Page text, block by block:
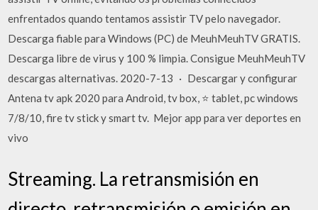
enfrentados quando tentamos assistir TV pelo navegador.
Descarga fiable para Windows (PC) de MeuhMeuhTV GRATIS.
Descarga libre de virus y 100 % limpia. Consigue MeuhMeuhTV
descargas alternativas. 2020-7-13 · Descargar y configurar
Antena tv apk 2020 para Android, tv box, ⭐ tablet, pc windows
7/8/10, fire tv stick y smart tv. ️ Mejor app para ver deportes en
vivo
Streaming. La retransmisión en